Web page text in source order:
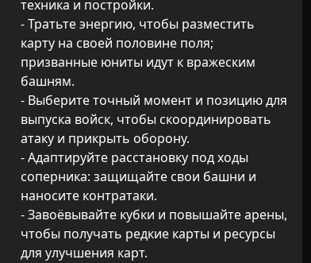
техника и постройки.
- Тратьте энергию, чтобы разместить
карту на своей половине поля;
призванные юниты идут к вражеским
башням.
- Выберите точный момент и позицию для
выпуска войск, чтобы скоординировать
атаку и прикрыть оборону.
- Адаптируйте расстановку под ходы
соперника: защищайте свои башни и
наносите контратаки.
- Завоёвывайте кубки и повышайте арены,
чтобы получать редкие карты и ресурсы
для улучшения карт.